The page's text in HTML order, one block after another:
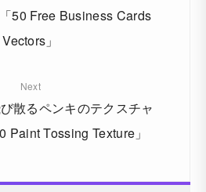
50 Free Business Cards
Vectors」
Next
散るペンキのテクスチャ
Paint Tossing Texture」